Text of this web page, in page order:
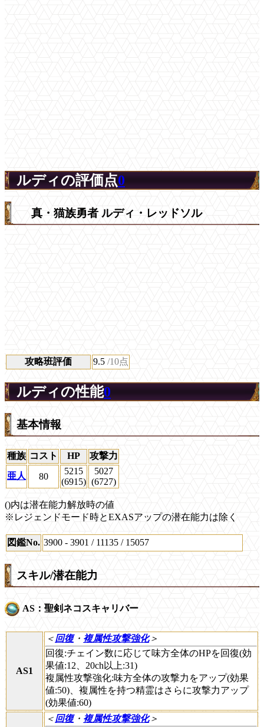
ルディの評価点0
真・猫族勇者 ルディ・レッドソル
攻略班評価 9.5 /10点
ルディの性能0
基本情報
種族 コスト HP
攻撃力
亜人
80
5215
(6915)
5027
(6727)
()内は潜在能力解放時の値
※レジェンドモード時とEXASアップの潜在能力は除く
図鑑No. 3900 - 3901 / 11135 / 15057
スキル/潜在能力
AS：聖剣ネコスキャリバー
AS1
＜回復・ 複属性攻撃強化＞
回復:チェイン数に応じて味方全体のHPを回復(効
果値:12、20ch以上:31)
複属性攻撃強化:味方全体の攻撃力をアップ(効果
値:50)、複属性を持つ精霊はさらに攻撃力アップ
(効果値:60)
＜回復・ 複属性攻撃強化＞